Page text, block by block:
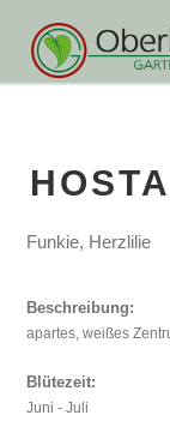
Funkie, Herzlilie
Beschreibung:
apartes, weißes
Blütezeit:
Juni - Juli